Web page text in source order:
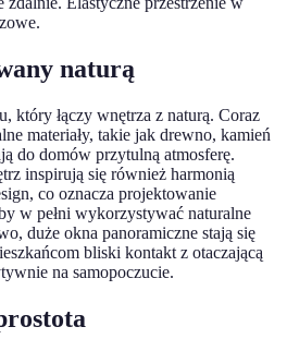
naturą
który łączy wnętrza z naturą. Coraz
materiały, takie jak drewno, kamień
do domów przytulną atmosferę.
inspirują się również harmonią
co oznacza projektowanie
w pełni wykorzystywać naturalne
duże okna panoramiczne stają się
bliski kontakt z otaczającą
na samopoczucie.